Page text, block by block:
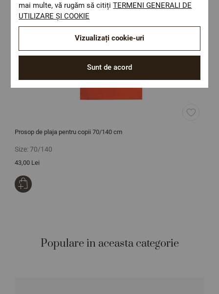
Prosop de plaja pentru copii 70/140 cm
Size:70/140
43,00 Lei
Populare in aceasta categorie
mai multe, vă rugăm să citițiTERMENI GENERALI DE
UTILIZARE ȘI COOKIE
Sunt de acord
Vizualizați cookie-uri